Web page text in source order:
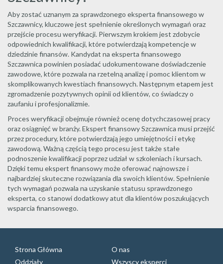
Aby zostać uznanym za sprawdzonego eksperta finansowego w
Szczawnicy, kluczowe jest spełnienie określonych wymagań oraz
przejście procesu weryfikacji. Pierwszym krokiem jest zdobycie
odpowiednich kwalifikacji, które potwierdzają kompetencje w
dziedzinie finansów. Kandydat na eksperta finansowego
Szczawnica powinien posiadać udokumentowane doświadczenie
zawodowe, które pozwala na rzetelną analizę i pomoc klientom w
skomplikowanych kwestiach finansowych. Następnym etapem jest
zgromadzenie pozytywnych opinii od klientów, co świadczy o
zaufaniu i profesjonalizmie.
Proces weryfikacji obejmuje również ocenę dotychczasowej pracy
oraz osiągnięć w branży. Ekspert finansowy Szczawnica musi przejść
przez procedury, które potwierdzają jego umiejętności i etykę
zawodową. Ważną częścią tego procesu jest także stałe
podnoszenie kwalifikacji poprzez udział w szkoleniach i kursach.
Dzięki temu ekspert finansowy może oferować najnowsze i
najbardziej skuteczne rozwiązania dla swoich klientów. Spełnienie
tych wymagań pozwala na uzyskanie statusu sprawdzonego
eksperta, co stanowi dodatkowy atut dla klientów poszukujących
wsparcia finansowego.
Strona Główna
O nas
Oddziały
Wszyscy eksperci